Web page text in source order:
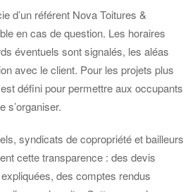
d’un référent Nova Toitures &
en cas de question. Les horaires
éventuels sont signalés, les aléas
avec le client. Pour les projets plus
défini pour permettre aux occupants
s’organiser.
syndicats de copropriété et bailleurs
cette transparence : des devis
des comptes rendus